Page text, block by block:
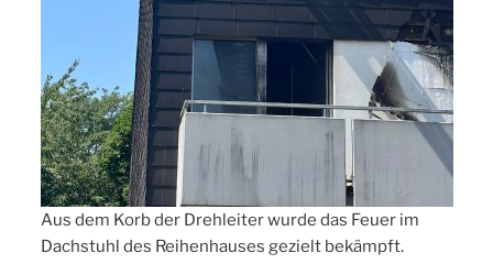
Aus dem Korb der Drehleiter wurde das Feuer im
Dachstuhl des Reihenhauses gezielt bekämpft.